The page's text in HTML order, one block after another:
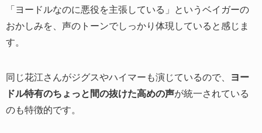
「ヨードルなのに悪役を主張している」というベイガーの
おかしみを、声のトーンでしっかり体現していると感じま
す。
同じ花江さんがジグスやハイマーも演じているので、
ヨー
ドル特有のちょっと間の抜けた高めの声が統一されている
のも特徴的です。